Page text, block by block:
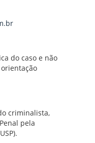
do caso e não
criminalista,
pela